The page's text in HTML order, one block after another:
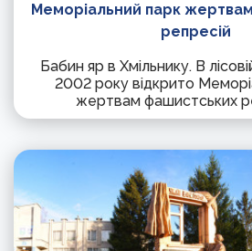
Меморіальний парк
репресій
Бабин яр в Хмільнику. В
2002 року відкрито
жертвам фашистських